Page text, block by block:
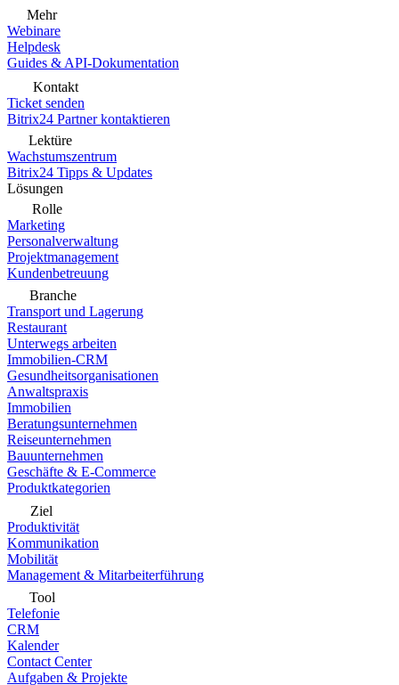
Mehr
Webinare
Helpdesk
Guides & API-Dokumentation
Kontakt
Ticket senden
Bitrix24 Partner kontaktieren
Lektüre
Wachstumszentrum
Bitrix24 Tipps & Updates
Lösungen
Rolle
Marketing
Personalverwaltung
Projektmanagement
Kundenbetreuung
Branche
Transport und Lagerung
Restaurant
Unterwegs arbeiten
Immobilien-CRM
Gesundheitsorganisationen
Anwaltspraxis
Immobilien
Beratungsunternehmen
Reiseunternehmen
Bauunternehmen
Geschäfte & E-Commerce
Produktkategorien
Ziel
Produktivität
Kommunikation
Mobilität
Management & Mitarbeiterführung
Tool
Telefonie
CRM
Kalender
Contact Center
Aufgaben & Projekte